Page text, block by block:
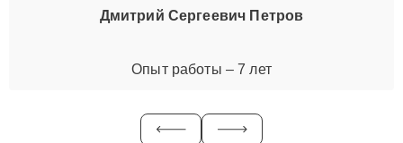
Дмитрий Сергеевич Петров
Опыт работы – 7 лет